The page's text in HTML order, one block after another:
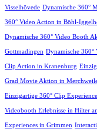
Visselhövede Dynamische 360°
360° Video Action in Böhl-
Dynamische 360° Video Booth
Gottmadingen Dynamische 360°
Clip Action in Kranenburg
Grad Movie Aktion in
Einzigartige 360° Clip
Videobooth Erlebnisse in Hilter
Experiences in Grimmen